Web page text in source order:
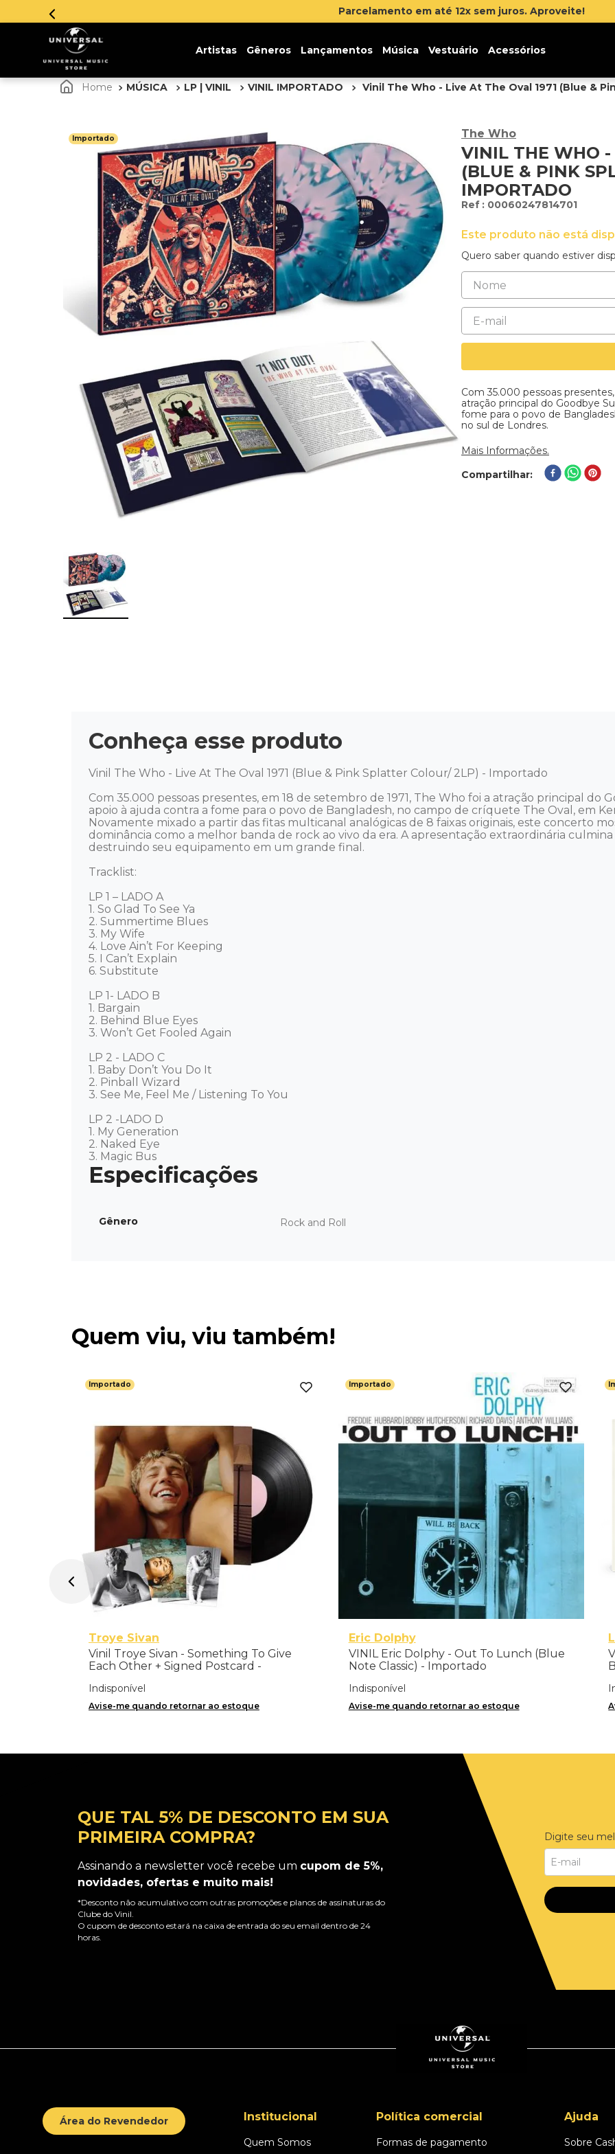
Inscreva-se na
Artistas Gêneros Lançamentos Música Vestuário Acessórios
MÚSICA LP | VINIL VINIL IMPORTADO Vinil The Who - Live At The Oval 1971 (Blue &
Importado The Who
VINIL THE WHO -
(BLUE & PINK
IMPORTADO
: 00060247814701
Este produto não está
Quero saber quando estiver
Com 35.000 pessoas
atração principal do Goodbye
fome para o povo de
no sul de Londres.
Mais Informações.
Compartilhar
Conheça esse produto
Vinil The Who - Live At The Oval 1971 (Blue & Pink Splatter Colour/ 2LP) - Importado
Com 35.000 pessoas presentes, em 18 de setembro de 1971, The Who foi a atração principal do
apoio à ajuda contra a fome para o povo de Bangladesh, no campo de críquete The Oval, em
Novamente mixado a partir das fitas multicanal analógicas de 8 faixas originais, este concerto
dominância como a melhor banda de rock ao vivo da era. A apresentação extraordinária
destruindo seu equipamento em um grande final.
Tracklist:
LP 1 – LADO A
1. So Glad To See Ya
2. Summertime Blues
3. My Wife
4. Love Ain’t For Keeping
5. I Can’t Explain
6. Substitute
LP 1- LADO B
1. Bargain
2. Behind Blue Eyes
3. Won’t Get Fooled Again
LP 2 - LADO C
1. Baby Don’t You Do It
2. Pinball Wizard
3. See Me, Feel Me / Listening To You
LP 2 -LADO D
1. My Generation
2. Naked Eye
3. Magic Bus
Gênero Rock and Roll
Quem viu, viu também!
Importado
Troye Sivan
Vinil Troye Sivan - Something To Give
Each Other + Signed Postcard -
Indisponível
Avise-me quando retornar ao estoque
Importado
Eric Dolphy
VINIL Eric Dolphy - Out To Lunch (Blue
Note Classic) - Importado
Indisponível
Avise-me quando retornar ao estoque
QUE TAL 5% DE DESCONTO EM SUA
PRIMEIRA COMPRA?
Assinando a newsletter você recebe um cupom de 5%,
novidades, ofertas e muito mais!
*Desconto não acumulativo com outras promoções e planos de assinaturas do
Clube do Vinil.
O cupom de desconto estará na caixa de entrada do seu email dentro de 24
horas.
Digite seu
Área do Revendedor Institucional
Quem Somos
Política comercial
Formas de pagamento
Ajuda
Sobre